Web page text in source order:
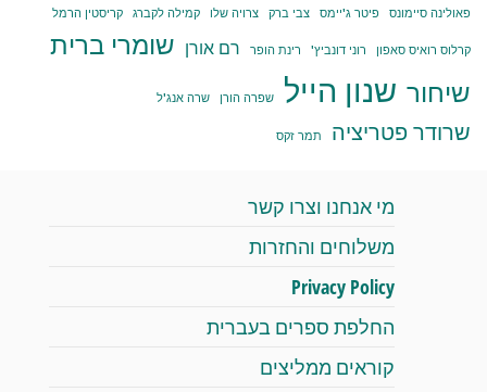
פאולינה סיימונס
פיטר ג'יימס צבי ברק צרויה שלו קמילה לקברג קריסטין הרמל
קרלוס רואיס סאפון רוני דונביץ' רינת הופר רם אורן שומרי ברית
שיחור שנון הייל שפרה הורן שרה אנג'ל
שרודר פטריציה תמר זקס
מי אנחנו וצרו קשר
משלוחים והחזרות
Privacy Policy
החלפת ספרים בעברית
קוראים ממליצים